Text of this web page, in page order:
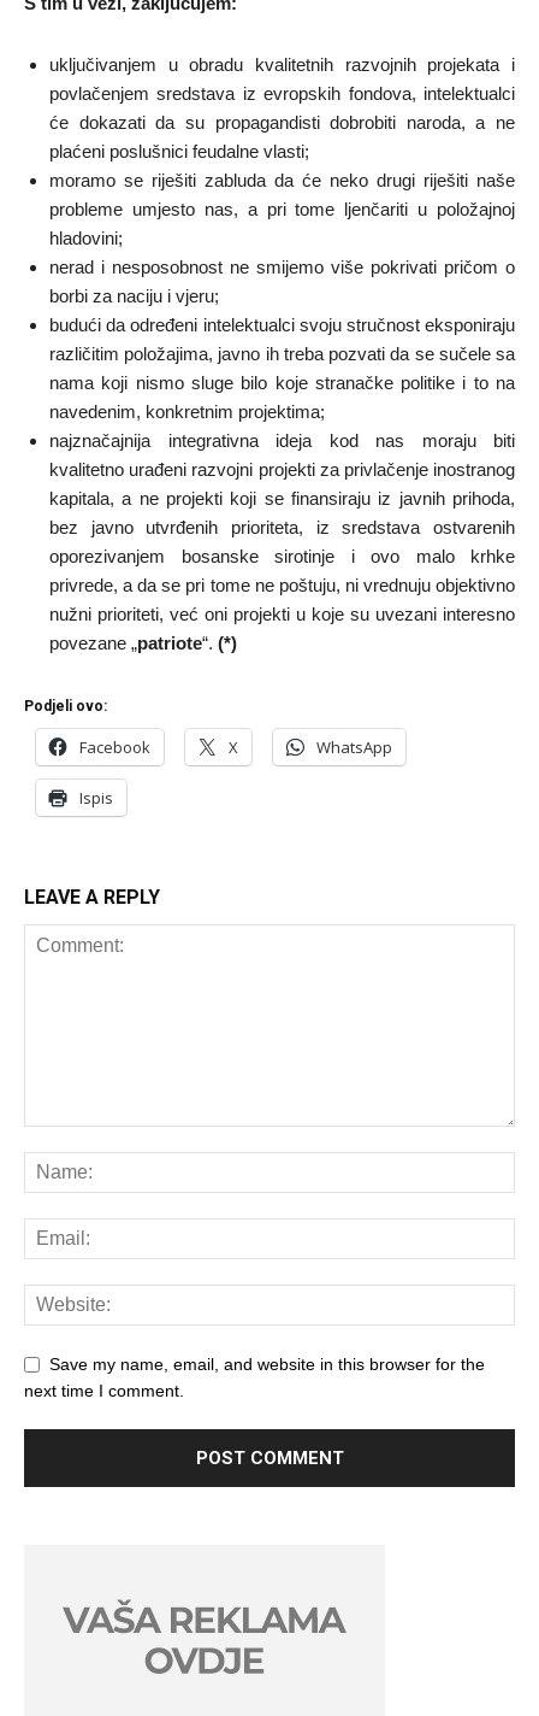
uključivanjem u obradu kvalitetnih razvojnih projekata i
povlačenjem sredstava iz evropskih fondova, intelektualci
će dokazati da su propagandisti dobrobiti naroda, a ne
plaćeni poslušnici feudalne vlasti;
moramo se riješiti zabluda da će neko drugi riješiti naše
probleme umjesto nas, a pri tome ljenčariti u položajnoj
hladovini;
nerad i nesposobnost ne smijemo više pokrivati pričom o
borbi za naciju i vjeru;
budući da određeni intelektualci svoju stručnost eksponiraju
različitim položajima, javno ih treba pozvati da se sučele sa
nama koji nismo sluge bilo koje stranačke politike i to na
navedenim, konkretnim projektima;
najznačajnija integrativna ideja kod nas moraju biti
kvalitetno urađeni razvojni projekti za privlačenje inostranog
kapitala, a ne projekti koji se finansiraju iz javnih prihoda,
bez javno utvrđenih prioriteta, iz sredstava ostvarenih
oporezivanjem bosanske sirotinje i ovo malo krhke
privrede, a da se pri tome ne poštuju, ni vrednuju objektivno
nužni prioriteti, već oni projekti u koje su uvezani interesno
povezane „patriote“. (*)
Podjeli ovo:
Facebook X WhatsApp
Ispis
LEAVE A REPLY
Save my name, email, and website in this browser for the
next time I comment.